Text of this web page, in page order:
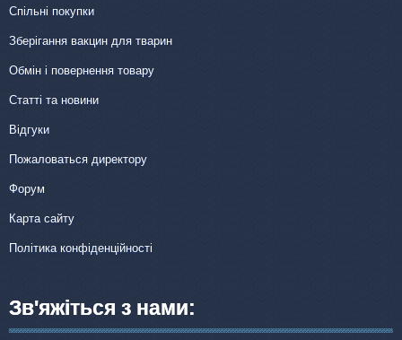
Спільні покупки
Зберігання вакцин для тварин
Обмін і повернення товару
Статті та новини
Відгуки
Пожаловаться директору
Форум
Карта сайту
Політика конфіденційності
Зв'яжіться з нами: